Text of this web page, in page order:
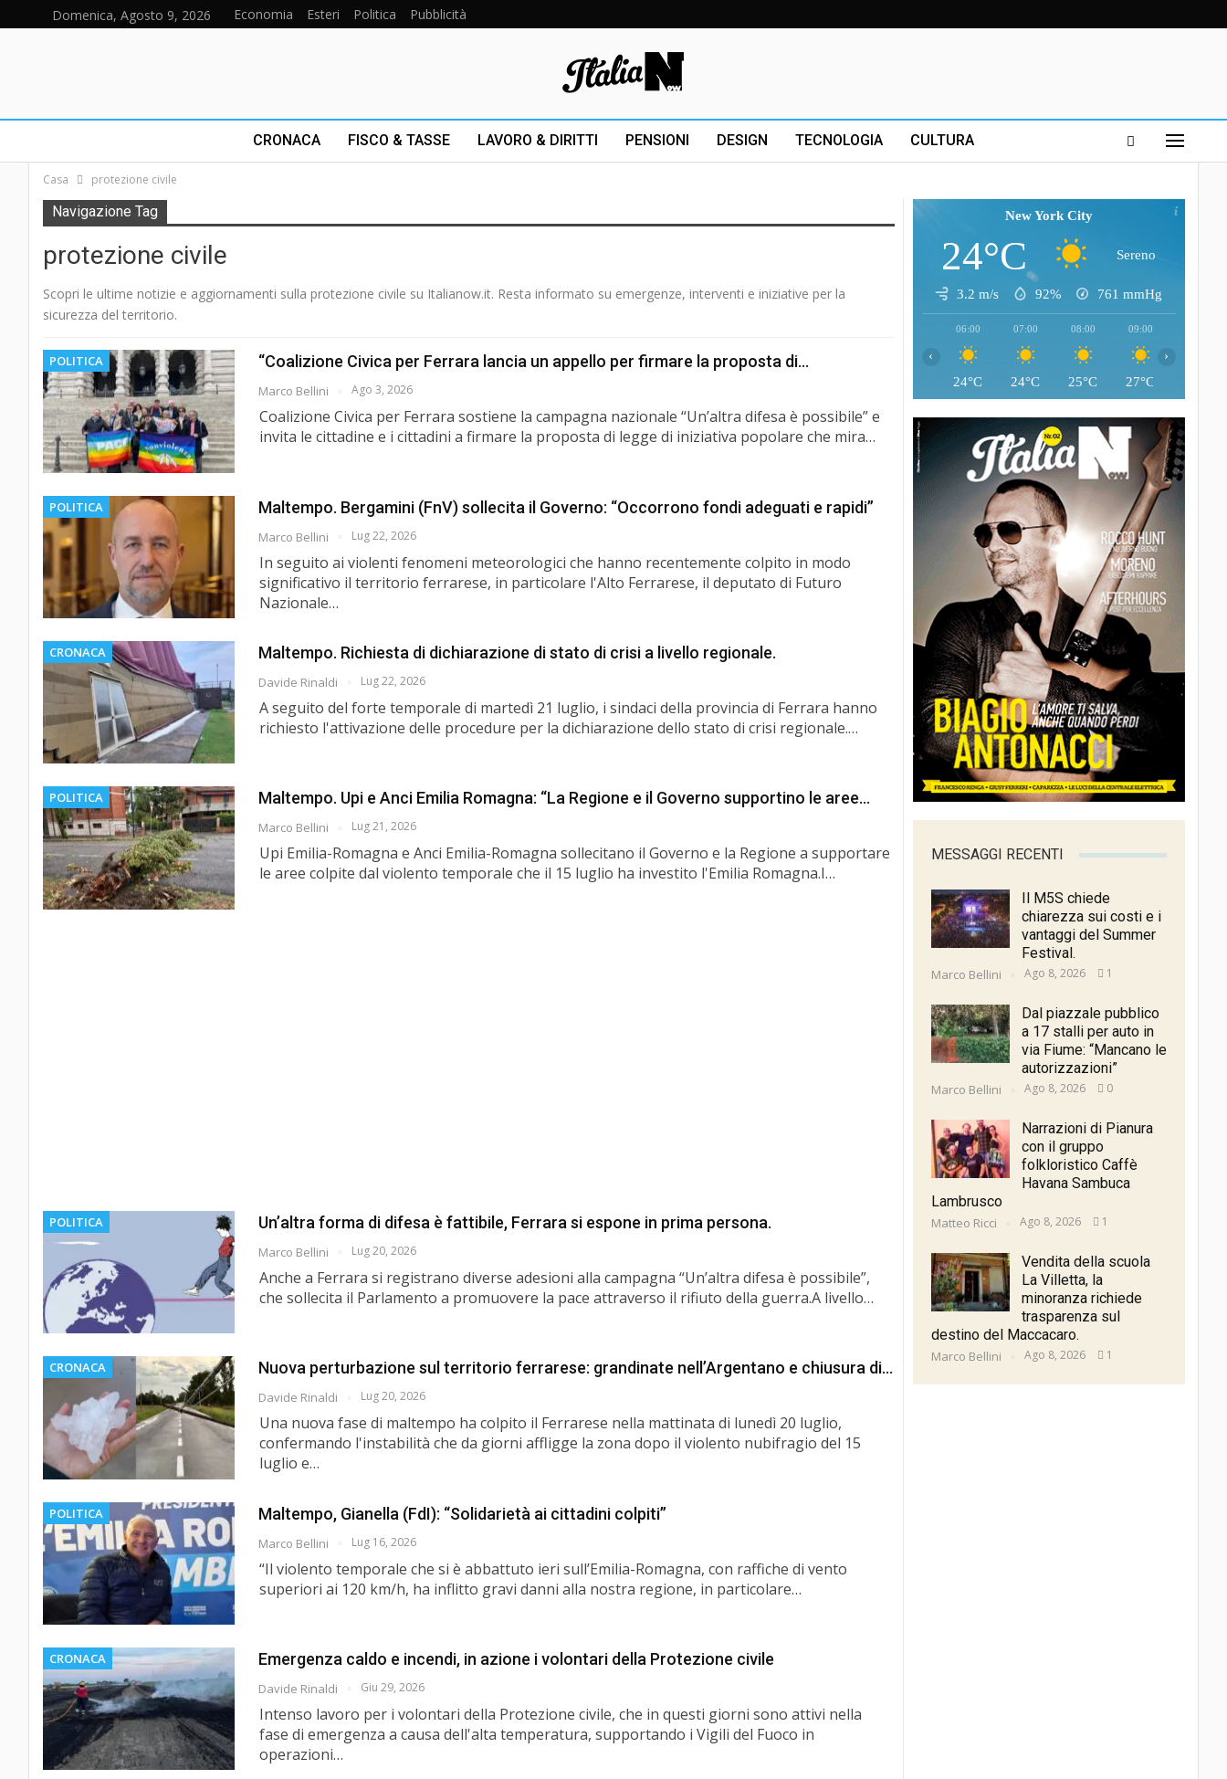
Domenica, Agosto 9, 2026 Economia Esteri Politica Pubblicità
CRONACA FISCO & TASSE LAVORO & DIRITTI PENSIONI DESIGN TECNOLOGIA CULTURA
Casa protezione civile
Navigazione Tag
protezione civile
Scopri le ultime notizie e aggiornamenti sulla protezione civile su Italianow.it. Resta informato su emergenze, interventi e iniziative per la
sicurezza del territorio.
POLITICA “Coalizione Civica per Ferrara lancia un appello per firmare la proposta di…
Marco Bellini Ago 3, 2026
Coalizione Civica per Ferrara sostiene la campagna nazionale “Un’altra difesa è possibile” e
invita le cittadine e i cittadini a firmare la proposta di legge di iniziativa popolare che mira…
POLITICA Maltempo. Bergamini (FnV) sollecita il Governo: “Occorrono fondi adeguati e rapidi”
Marco Bellini Lug 22, 2026
In seguito ai violenti fenomeni meteorologici che hanno recentemente colpito in modo
significativo il territorio ferrarese, in particolare l'Alto Ferrarese, il deputato di Futuro
Nazionale…
CRONACA Maltempo. Richiesta di dichiarazione di stato di crisi a livello regionale.
Davide Rinaldi Lug 22, 2026
A seguito del forte temporale di martedì 21 luglio, i sindaci della provincia di Ferrara hanno
richiesto l'attivazione delle procedure per la dichiarazione dello stato di crisi regionale.…
POLITICA Maltempo. Upi e Anci Emilia Romagna: “La Regione e il Governo supportino le aree…
Marco Bellini Lug 21, 2026
Upi Emilia-Romagna e Anci Emilia-Romagna sollecitano il Governo e la Regione a supportare
le aree colpite dal violento temporale che il 15 luglio ha investito l'Emilia Romagna.I…
POLITICA Un’altra forma di difesa è fattibile, Ferrara si espone in prima persona.
Marco Bellini Lug 20, 2026
Anche a Ferrara si registrano diverse adesioni alla campagna “Un’altra difesa è possibile”,
che sollecita il Parlamento a promuovere la pace attraverso il rifiuto della guerra.A livello…
CRONACA Nuova perturbazione sul territorio ferrarese: grandinate nell’Argentano e chiusura di…
Davide Rinaldi Lug 20, 2026
Una nuova fase di maltempo ha colpito il Ferrarese nella mattinata di lunedì 20 luglio,
confermando l'instabilità che da giorni affligge la zona dopo il violento nubifragio del 15
luglio e…
POLITICA Maltempo, Gianella (FdI): “Solidarietà ai cittadini colpiti”
Marco Bellini Lug 16, 2026
“Il violento temporale che si è abbattuto ieri sull’Emilia-Romagna, con raffiche di vento
superiori ai 120 km/h, ha inflitto gravi danni alla nostra regione, in particolare…
CRONACA Emergenza caldo e incendi, in azione i volontari della Protezione civile
Davide Rinaldi Giu 29, 2026
Intenso lavoro per i volontari della Protezione civile, che in questi giorni sono attivi nella
fase di emergenza a causa dell'alta temperatura, supportando i Vigili del Fuoco in
operazioni…
New York City
24°C Sereno
3.2 m/s 92% 761 mmHg
06:00
24°C
07:00
24°C
08:00
25°C
09:00
27°C
‹ ›
MESSAGGI RECENTI
Il M5S chiede
chiarezza sui costi e i
vantaggi del Summer
Festival.
Marco Bellini Ago 8, 2026 1
Dal piazzale pubblico
a 17 stalli per auto in
via Fiume: “Mancano le
autorizzazioni”
Marco Bellini Ago 8, 2026 0
Narrazioni di Pianura
con il gruppo
folkloristico Caffè
Havana Sambuca
Lambrusco
Matteo Ricci Ago 8, 2026 1
Vendita della scuola
La Villetta, la
minoranza richiede
trasparenza sul
destino del Maccacaro.
Marco Bellini Ago 8, 2026 1